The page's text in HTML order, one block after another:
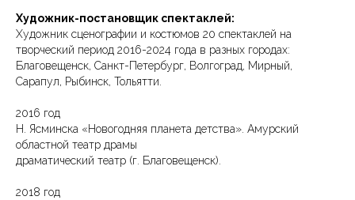
Художник-постановщик спектаклей:
Художник сценографии и костюмов 20 спектаклей на
творческий период 2016-2024 года в разных городах:
Благовещенск, Санкт-Петербург, Волгоград, Мирный,
Сарапул, Рыбинск, Тольятти.
2016 год
Н. Ясминска «Новогодняя планета детства». Амурский
областной театр драмы
драматический театр (г. Благовещенск).
2018 год